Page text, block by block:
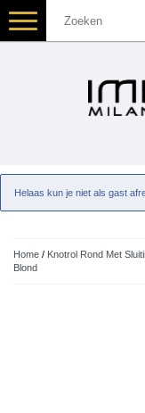
Toggle
navigation
Helaas kun je niet als gast
Home / Knotrol Rond Met
Blond